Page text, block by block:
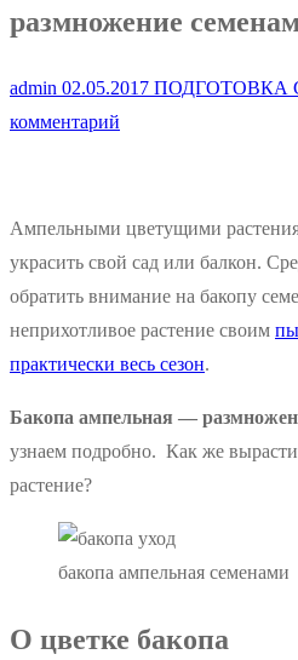
размножение
admin 02.05.2017 ПОДГОТОВКА
комментарий
Ампельными цветущими
украсить свой сад или балкон.
обратить внимание на бакопу
неприхотливое растение своим
практически весь сезон.
Бакопа ампельная —
узнаем подробно. Как же
растение?
бакопа ампельная семенами
О цветке бакопа